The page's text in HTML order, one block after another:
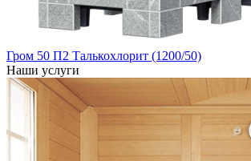
Гром 50 П2 Талькохлорит (1200/50)
Наши услуги